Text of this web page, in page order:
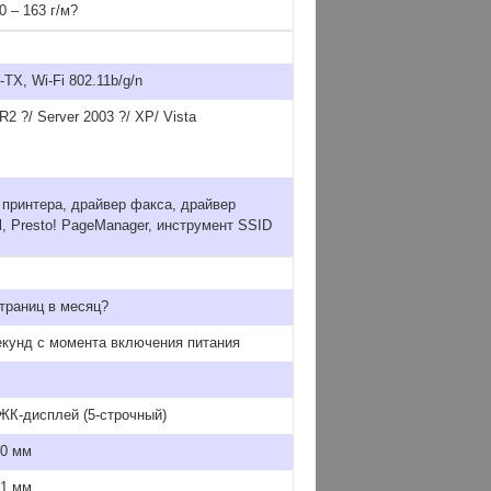
– 163 г/м?
Wi-Fi 802.11b/g/n
?/ Server 2003 ?/ XP/ Vista
драйвер факса, драйвер
Presto! PageManager, инструмент SSID
в месяц?
с момента включения питания
дисплей (5-строчный)
мм
мм